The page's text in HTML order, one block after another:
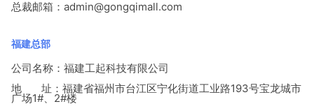
总裁邮箱：admin@gongqimall.com
福建总部
公司名称：福建工起科技有限公司
地 址： 福建省福州市台江区宁化街道工业路193号宝龙城市
广场1#、2#楼